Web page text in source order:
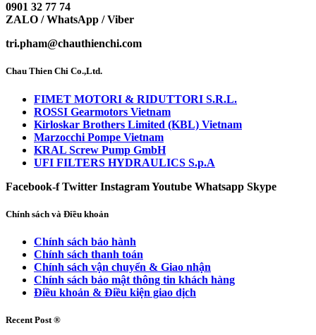
0901 32 77 74
ZALO / WhatsApp / Viber
tri.pham@chauthienchi.com
Chau Thien Chi Co.,Ltd.
FIMET MOTORI & RIDUTTORI S.R.L.
ROSSI Gearmotors Vietnam
Kirloskar Brothers Limited (KBL) Vietnam
Marzocchi Pompe Vietnam
KRAL Screw Pump GmbH
UFI FILTERS HYDRAULICS S.p.A
Facebook-f Twitter InstagramYoutube Whatsapp Skype
Chính sách và Điều khoản
Chính sách bảo hành
Chính sách thanh toán
Chính sách vận chuyển & Giao nhận
Chính sách bảo mật thông tin khách hàng
Điều khoản & Điều kiện giao dịch
Recent Post ®